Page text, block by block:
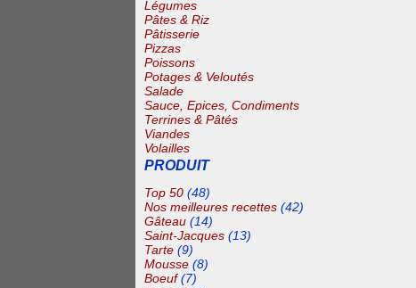
Légumes
Pâtes & Riz
Pâtisserie
Pizzas
Poissons
Potages & Veloutés
Salade
Sauce, Epices, Condiments
Terrines & Pâtés
Viandes
Volailles
PRODUIT
Top 50 (48)
Nos meilleures recettes (42)
Gâteau (14)
Saint-Jacques (13)
Tarte (9)
Mousse (8)
Boeuf(7)